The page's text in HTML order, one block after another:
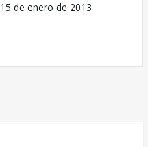
15 de enero de 2013